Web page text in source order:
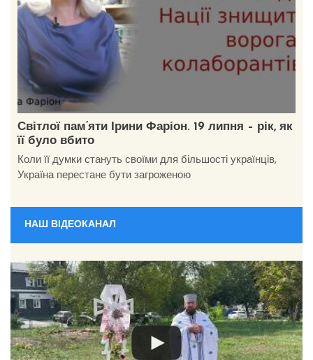
Світлої пам’яти Ірини Фаріон. 19 липня – рік, як
її було вбито
Коли її думки стануть своїми для більшості українців,
Україна перестане бути загроженою
НАШ ВІДЕОКАНАЛ